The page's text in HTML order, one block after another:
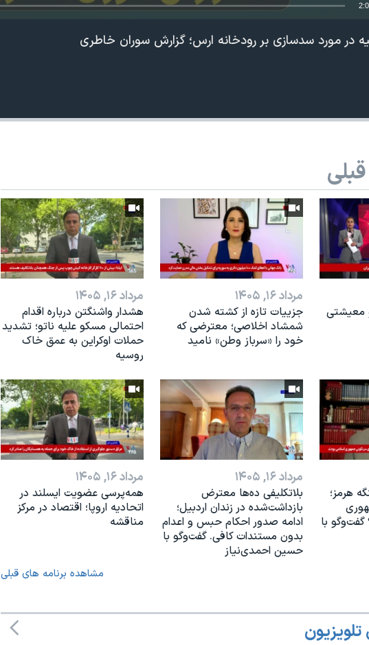
در مورد سد‌سازی‌ بر رودخانه ارس؛ گزارش سوران خاطری
معیشتی
مرداد ۱۶, ۱۴۰۵
جزییات تازه از کشته شدن
شمشاد اخلاصی؛ معترضی که
خود را «سرباز وطن» نامید
مرداد ۱۶, ۱۴۰۵
هشدار واشنگتن درباره اقدام
احتمالی مسکو علیه ناتو؛ تشدید
حملات اوکراین به عمق خاک
روسیه
هرمز؛
با
مرداد ۱۶, ۱۴۰۵
بلاتکلیفی ده‌ها معترض
بازداشت‌شده در زندان اردبیل؛
ادامه صدور احکام حبس و اعدام
بدون مستندات کافی. گفت‌وگو با
حسین احمدی‌نیاز
مرداد ۱۶, ۱۴۰۵
همه‌پرسی عضویت ایسلند در
اتحادیه اروپا؛ اقتصاد در مرکز
مناقشه
مشاهده برنامه های قبلی